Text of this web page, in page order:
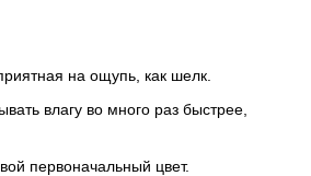
на ощупь, как шелк.
влагу во много раз быстрее,
первоначальный цвет.